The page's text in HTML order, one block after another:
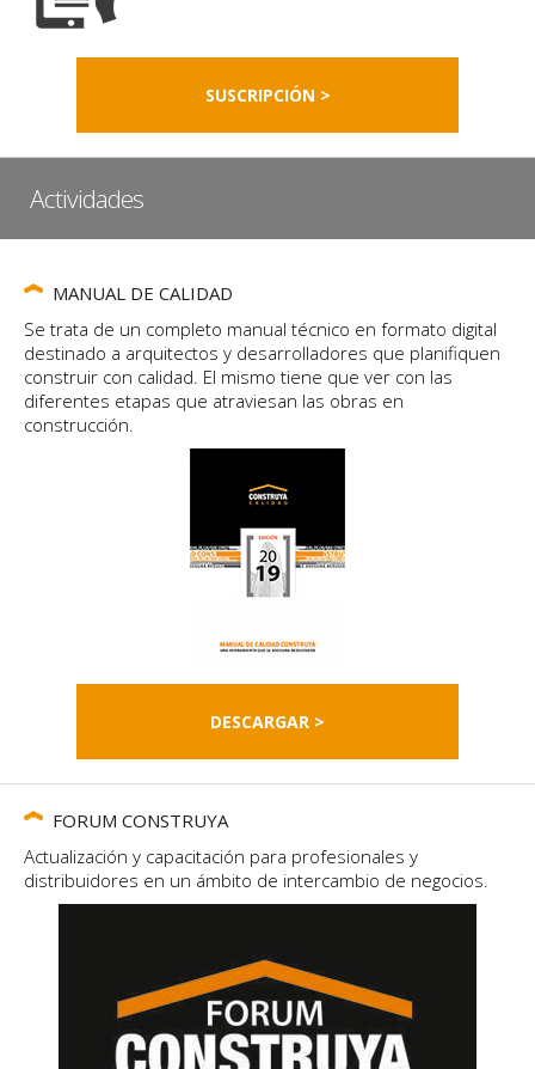
SUSCRIPCIÓN >
Actividades
MANUAL DE CALIDAD
Se trata de un completo manual técnico en formato digital
destinado a arquitectos y desarrolladores que planifiquen
construir con calidad. El mismo tiene que ver con las
diferentes etapas que atraviesan las obras en
construcción.
DESCARGAR >
FORUM CONSTRUYA
Actualización y capacitación para profesionales y
distribuidores en un ámbito de intercambio de negocios.